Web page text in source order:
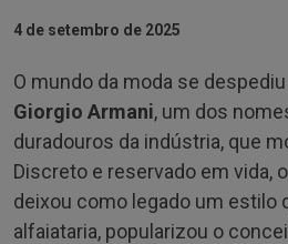
4 de setembro de 2025
O mundo da moda se
Giorgio Armani, um dos
duradouros da indústria, que
Discreto e reservado em vida,
deixou como legado um estilo
alfaiataria, popularizou o